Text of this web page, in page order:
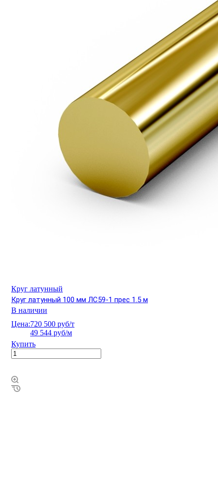
Круг латунный
Круг латунный 100 мм ЛС59-1 прес 1.5 м
В наличии
Цена:720 500 руб/т
49 544 руб/м
Купить